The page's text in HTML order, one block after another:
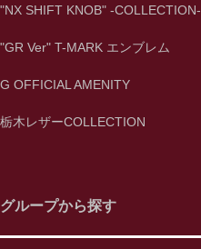
"NX SHIFT KNOB" -COLLECTION-
"GR Ver" T-MARK エンブレム
G OFFICIAL AMENITY
栃木レザーCOLLECTION
グループから探す